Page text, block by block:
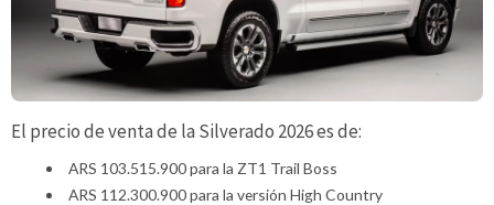
El precio de venta de la Silverado 2026 es de:
ARS 103.515.900 para la ZT1 Trail Boss
ARS 112.300.900 para la versión High Country